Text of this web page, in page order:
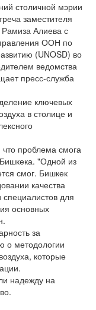
столичной мэрии
заместителя
Алиева с
ООН по
(UNOSD) во
ведомства
пресс-служба
ключевых
в столице и
проблема смога
"Одной из
смог. Бишкек
качества
для
основных
за
о методологии
которые
надежду на